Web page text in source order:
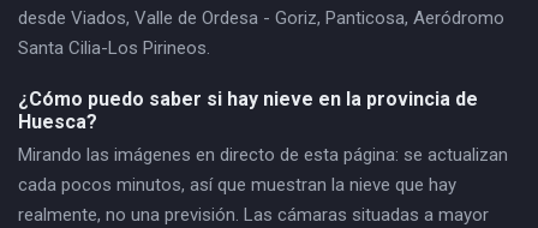
desde Viados, Valle de Ordesa - Goriz, Panticosa, Aeródromo
Santa Cilia-Los Pirineos.
¿Cómo puedo saber si hay nieve en la provincia de
Huesca?
Mirando las imágenes en directo de esta página: se actualizan
cada pocos minutos, así que muestran la nieve que hay
realmente, no una previsión. Las cámaras situadas a mayor